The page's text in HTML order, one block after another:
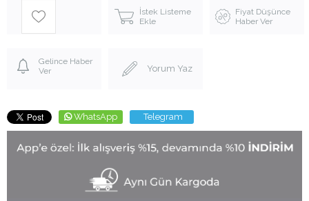
İstek Listeme
Ekle
Fiyat Düşünce
Haber Ver
Gelince Haber
Ver
Yorum Yaz
WhatsApp Telegram